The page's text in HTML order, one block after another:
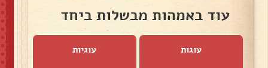
עוד באמהות מבשלות ביחד
עוגות עוגיות